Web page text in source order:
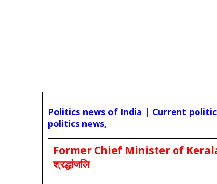
Politics news of India | Current
politics news,
Former Chief Minister of Kerala
श्रद्धांजलि